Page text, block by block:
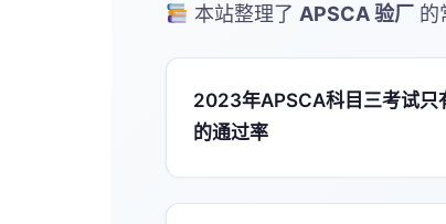
本站整理了 APSCA 验厂的
2023年APSCA科目三考试只
的通过率